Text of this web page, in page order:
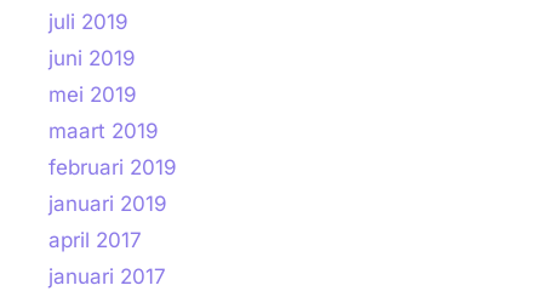
juli 2019
juni 2019
mei 2019
maart 2019
februari 2019
januari 2019
april 2017
januari 2017